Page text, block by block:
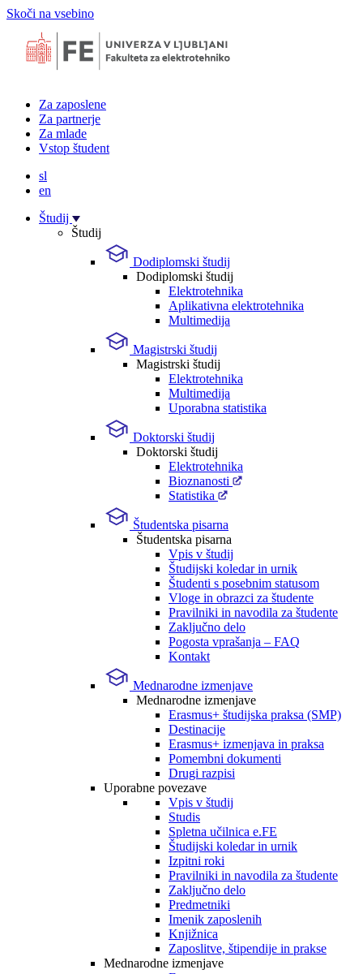
Skoči na vsebino
Za zaposlene
Za partnerje
Za mlade
Vstop študent
sl
en
Študij
Študij
Dodiplomski študij
Dodiplomski študij
Elektrotehnika
Aplikativna elektrotehnika
Multimedija
Magistrski študij
Magistrski študij
Elektrotehnika
Multimedija
Uporabna statistika
Doktorski študij
Doktorski študij
Elektrotehnika
Bioznanosti
Statistika
Študentska pisarna
Študentska pisarna
Vpis v študij
Študijski koledar in urnik
Študenti s posebnim statusom
Vloge in obrazci za študente
Pravilniki in navodila za študente
Zaključno delo
Pogosta vprašanja – FAQ
Kontakt
Mednarodne izmenjave
Mednarodne izmenjave
Erasmus+ študijska praksa (SMP)
Destinacije
Erasmus+ izmenjava in praksa
Pomembni dokumenti
Drugi razpisi
Uporabne povezave
Vpis v študij
Studis
Spletna učilnica e.FE
Študijski koledar in urnik
Izpitni roki
Pravilniki in navodila za študente
Zaključno delo
Predmetniki
Imenik zaposlenih
Knjižnica
Zaposlitve, štipendije in prakse
Mednarodne izmenjave